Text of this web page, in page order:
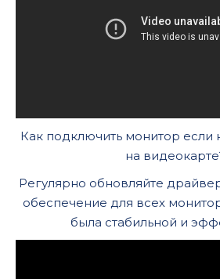
Как подключить монитор если
на
Регулярно обновляйте
обеспечение для всех
была стабильной и